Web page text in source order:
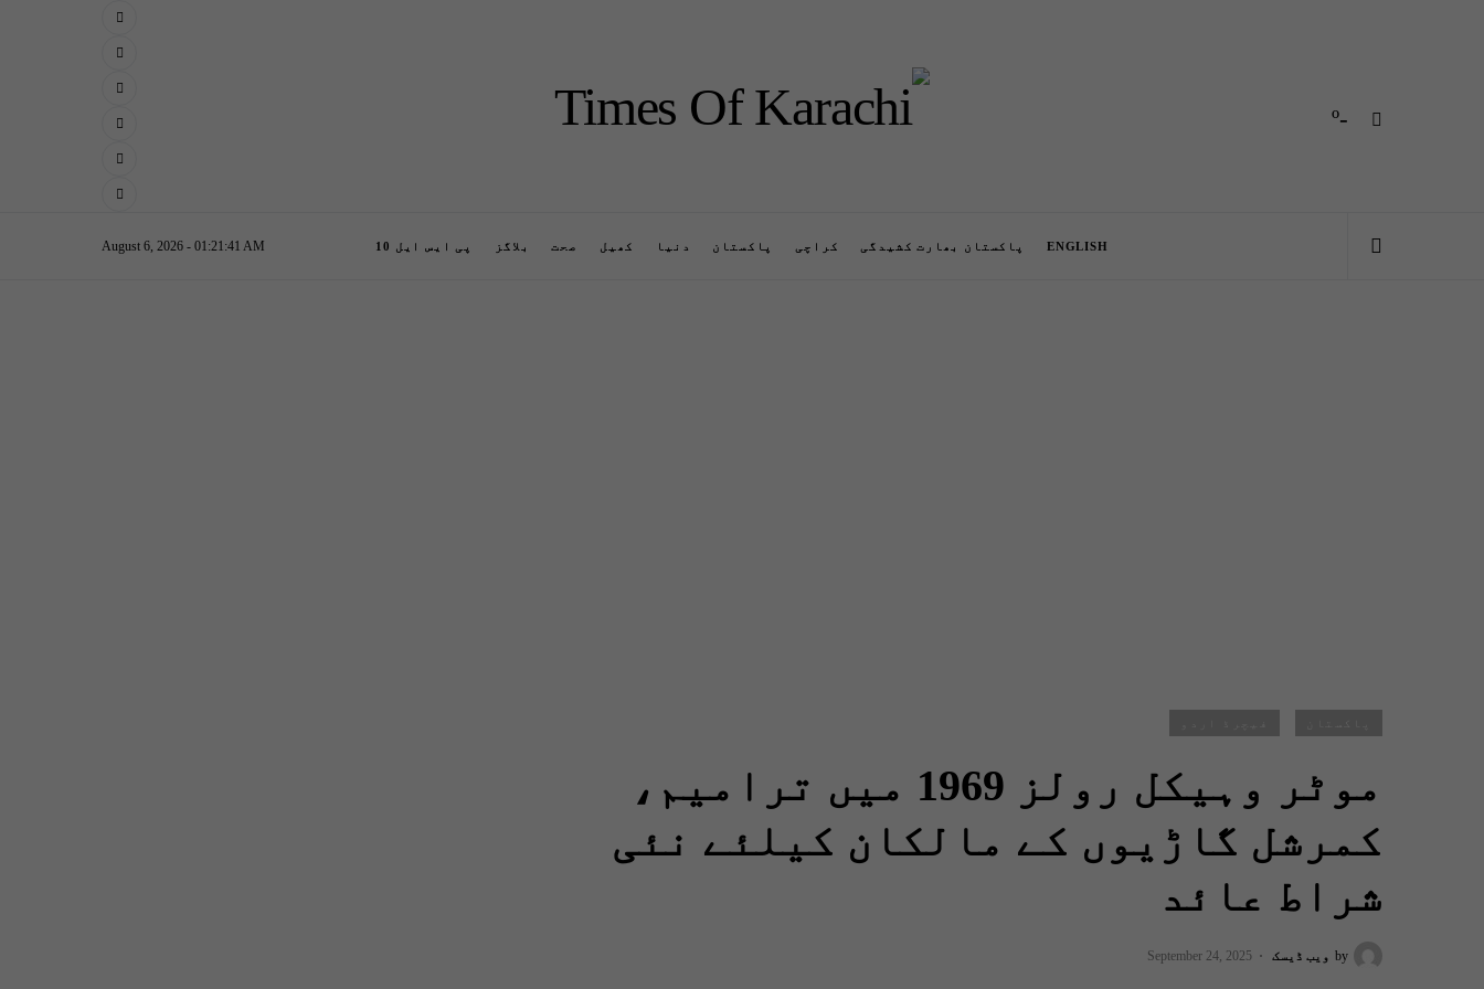
-º
ENGLISH پاکستان بھارت کشیدگی کراچی پاکستان دنیا کھیل صحت بلاگز پی ایس ایل 10 August 6, 2026 - 01:21:42 AM
موٹر وہیکل رولز 1969 میں ترامیم،
کمرشل گاڑیوں کے مالکان کیلئے نئی
شراط عائد
by ویب ڈیسک September 24, 2025